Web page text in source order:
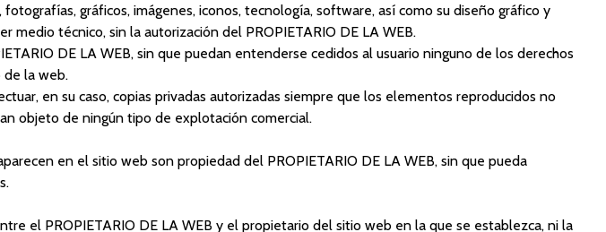
gráficos, imágenes, iconos, tecnología, software, así como su diseño gráfico y
técnico, sin la autorización del PROPIETARIO DE LA WEB.
DE LA WEB, sin que puedan entenderse cedidos al usuario ninguno de los derechos
de la web.
en su caso, copias privadas autorizadas siempre que los elementos reproducidos no
objeto de ningún tipo de explotación comercial.
en el sitio web son propiedad del PROPIETARIO DE LA WEB, sin que pueda
el PROPIETARIO DE LA WEB y el propietario del sitio web en la que se establezca, ni la